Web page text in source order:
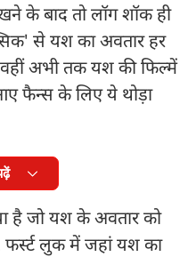
के बाद तो लॉग शॉक ही
से यश का अवतार हर
वहीं अभी तक यश की फिल्में
फैन्स के लिए ये थोड़ा
है जो यश के अवतार को
लुक में जहां यश का